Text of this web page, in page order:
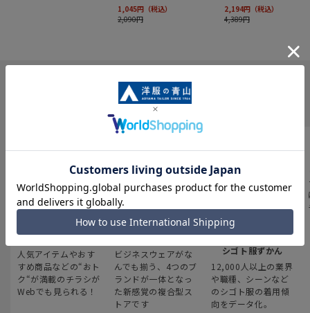
INFORMATION
最新のお買い得情報
人気アイテムやおす
すめ商品などの“おト
ク“が満載のチラシが
Webでも見られる！
スーツスクエア
ビジネスウェアがな
んでも揃う、4つのブ
ランドが一体となっ
た新感覚の複合型ス
トアです
みんなの
シゴト服ずかん
12,000人以上の業界
や職種、シーンなど
のシゴト服の着用傾
向をデータ化。